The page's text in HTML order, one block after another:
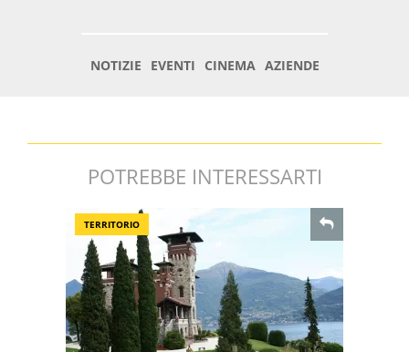
POTREBBE INTERESSARTI
TERRITORIO